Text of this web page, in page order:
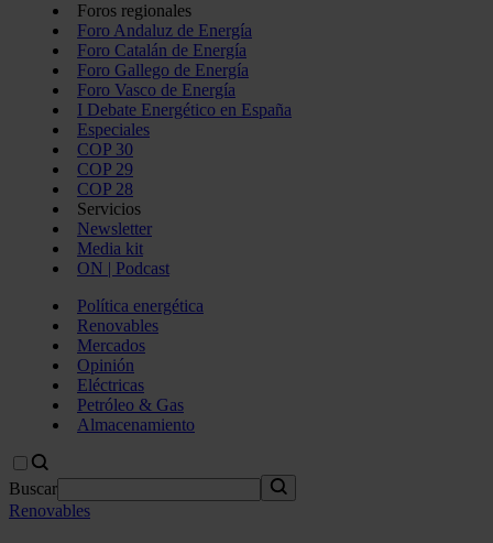
Foros regionales
Foro Andaluz de Energía
Foro Catalán de Energía
Foro Gallego de Energía
Foro Vasco de Energía
I Debate Energético en España
Especiales
COP 30
COP 29
COP 28
Servicios
Newsletter
Media kit
ON | Podcast
Política energética
Renovables
Mercados
Opinión
Eléctricas
Petróleo & Gas
Almacenamiento
Buscar
Renovables